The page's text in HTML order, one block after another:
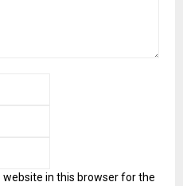
website in this browser for the